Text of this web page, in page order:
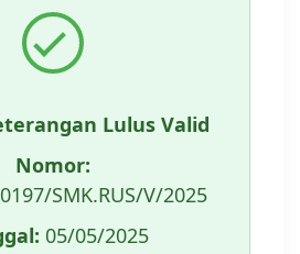
Lulus Valid
Nomor:
SMK.RUS/V/2025
05/05/2025